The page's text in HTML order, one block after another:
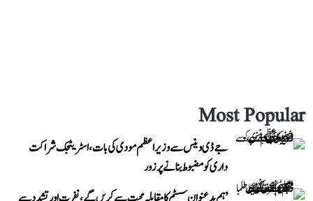
Most Popular
جے ڈی وینس سے وزیر اعظم مودی کی بات، اسٹریٹجک شراکت
داری کو مضبوط بنانے پر زور